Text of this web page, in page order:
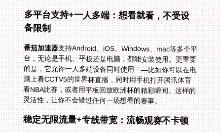
多平台支持+一人多端：想看就看，不受设
备限制
番茄加速器支持Android、iOS、Windows、mac等多个平
台，无论是手机、平板还是电脑，都能安装使用。更重要
的是，它允许一人多端设备同时使用——比如你可以在电
脑上看CCTV5的世界杯直播，同时用手机打开腾讯体育
看NBA比赛，或者用平板回放欧洲杯的精彩瞬间。这样的
灵活性，让你不会错过任何一场想看的赛事。
稳定无限流量+专线带宽：流畅观赛不卡顿